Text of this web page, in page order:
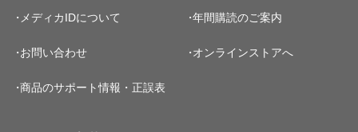
メディカIDについて 年間購読のご案内
お問い合わせ オンラインストアへ
商品のサポート情報・正誤表